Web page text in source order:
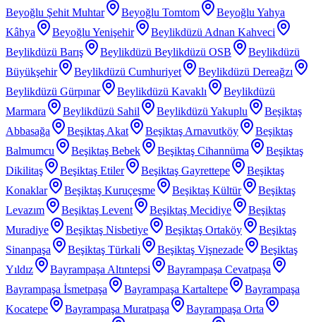
Beyoğlu Şehit Muhtar
Beyoğlu Tomtom
Beyoğlu Yahya
Kâhya
Beyoğlu Yenişehir
Beylikdüzü Adnan Kahveci
Beylikdüzü Barış
Beylikdüzü Beylikdüzü OSB
Beylikdüzü
Büyükşehir
Beylikdüzü Cumhuriyet
Beylikdüzü Dereağzı
Beylikdüzü Gürpınar
Beylikdüzü Kavaklı
Beylikdüzü
Marmara
Beylikdüzü Sahil Beylikdüzü Yakuplu
Beşiktaş
Abbasağa
Beşiktaş Akat Beşiktaş Arnavutköy
Beşiktaş
Balmumcu
Beşiktaş Bebek Beşiktaş Cihannüma
Beşiktaş
Dikilitaş
Beşiktaş Etiler Beşiktaş Gayrettepe
Beşiktaş
Konaklar
Beşiktaş Kuruçeşme Beşiktaş Kültür
Beşiktaş
Levazım
Beşiktaş Levent Beşiktaş Mecidiye
Beşiktaş
Muradiye
Beşiktaş Nisbetiye Beşiktaş Ortaköy
Beşiktaş
Sinanpaşa
Beşiktaş Türkali Beşiktaş Vişnezade
Beşiktaş
Yıldız
Bayrampaşa Altıntepsi
Bayrampaşa Cevatpaşa
Bayrampaşa İsmetpaşa
Bayrampaşa Kartaltepe
Bayrampaşa
Kocatepe
Bayrampaşa Muratpaşa
Bayrampaşa Orta